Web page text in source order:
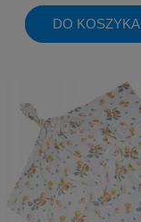
DO KOSZYKA